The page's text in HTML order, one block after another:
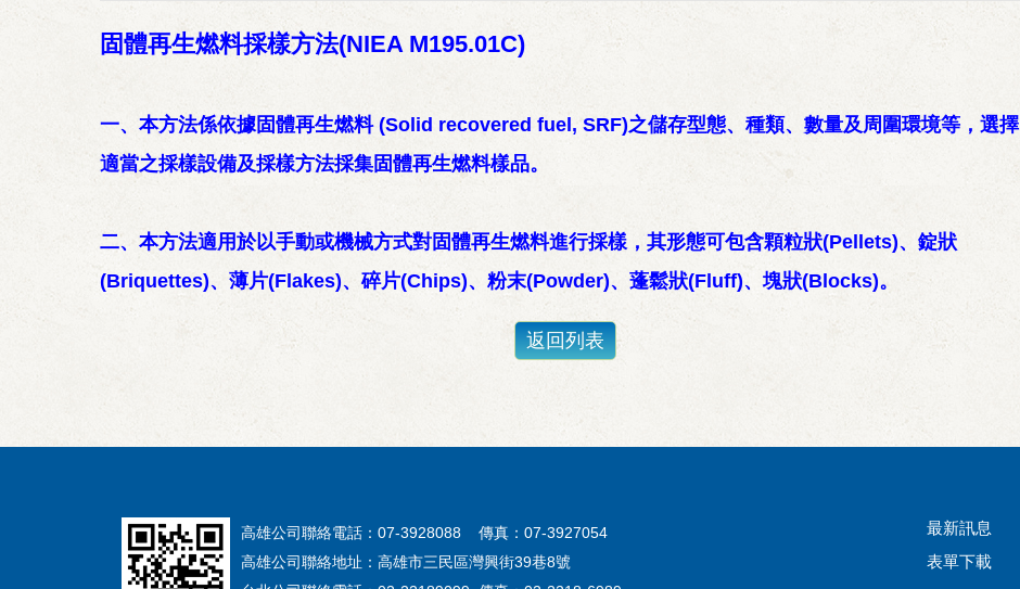
固體再生燃料採樣方法(NIEA M195.01C)
一、本方法係依據固體再生燃料 (Solid recovered fuel, SRF)之儲存型態、種類、數量及周圍環境等，選擇
適當之採樣設備及採樣方法採集固體再生燃料樣品。
二、本方法適用於以手動或機械方式對固體再生燃料進行採樣，其形態可包含顆粒狀(Pellets)、錠狀
(Briquettes)、薄片(Flakes)、碎片(Chips)、粉末(Powder)、蓬鬆狀(Fluff)、塊狀(Blocks)。
高雄公司聯絡電話：07-3928088 傳真：07-3927054
高雄公司聯絡地址：高雄市三民區灣興街39巷8號
最新訊息
表單下載